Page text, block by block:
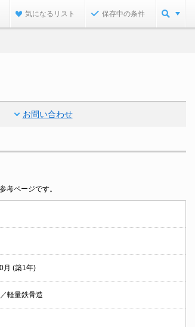
気になるリスト 保存中の条件
お問い合わせ
考ページです。
月 (築1年)
軽量鉄骨造